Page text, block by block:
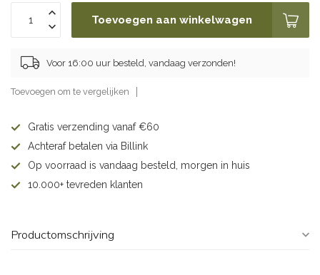
Toevoegen aan winkelwagen
Voor 16:00 uur besteld, vandaag verzonden!
Toevoegen om te vergelijken
Gratis verzending vanaf €60
Achteraf betalen via Billink
Op voorraad is vandaag besteld, morgen in huis
10.000+ tevreden klanten
Productomschrijving